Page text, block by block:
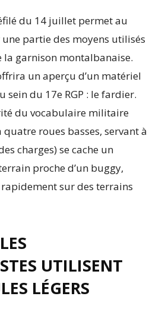
du 14 juillet permet au
partie des moyens utilisés
garnison montalbanaise.
un aperçu d’un matériel
sein du 17e RGP : le fardier.
du vocabulaire militaire
roues basses, servant à
charges) se cache un
proche d’un buggy,
sur des terrains
UTILISENT
LÉGERS